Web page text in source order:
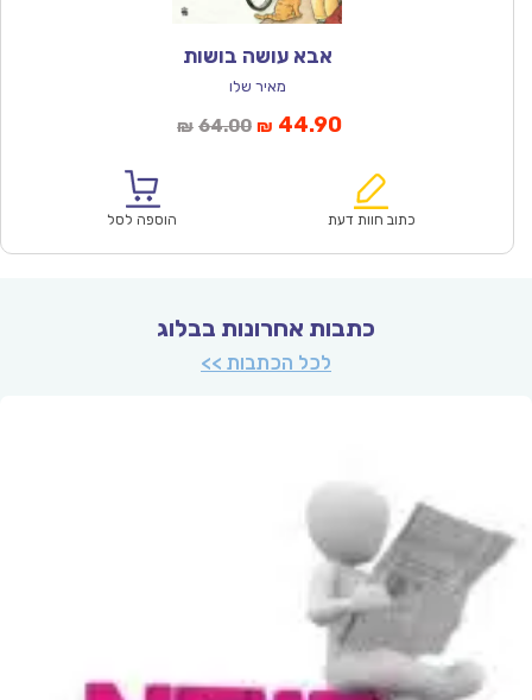
אבא עושה בושות
מאיר שלו
₪ 64.00המחיר
₪64.00.
₪ 44.90המחיר
הוא:
כתוב חוות דעת הוספה לסל
כתבות אחרונות בבלוג
לכל הכתבות >>